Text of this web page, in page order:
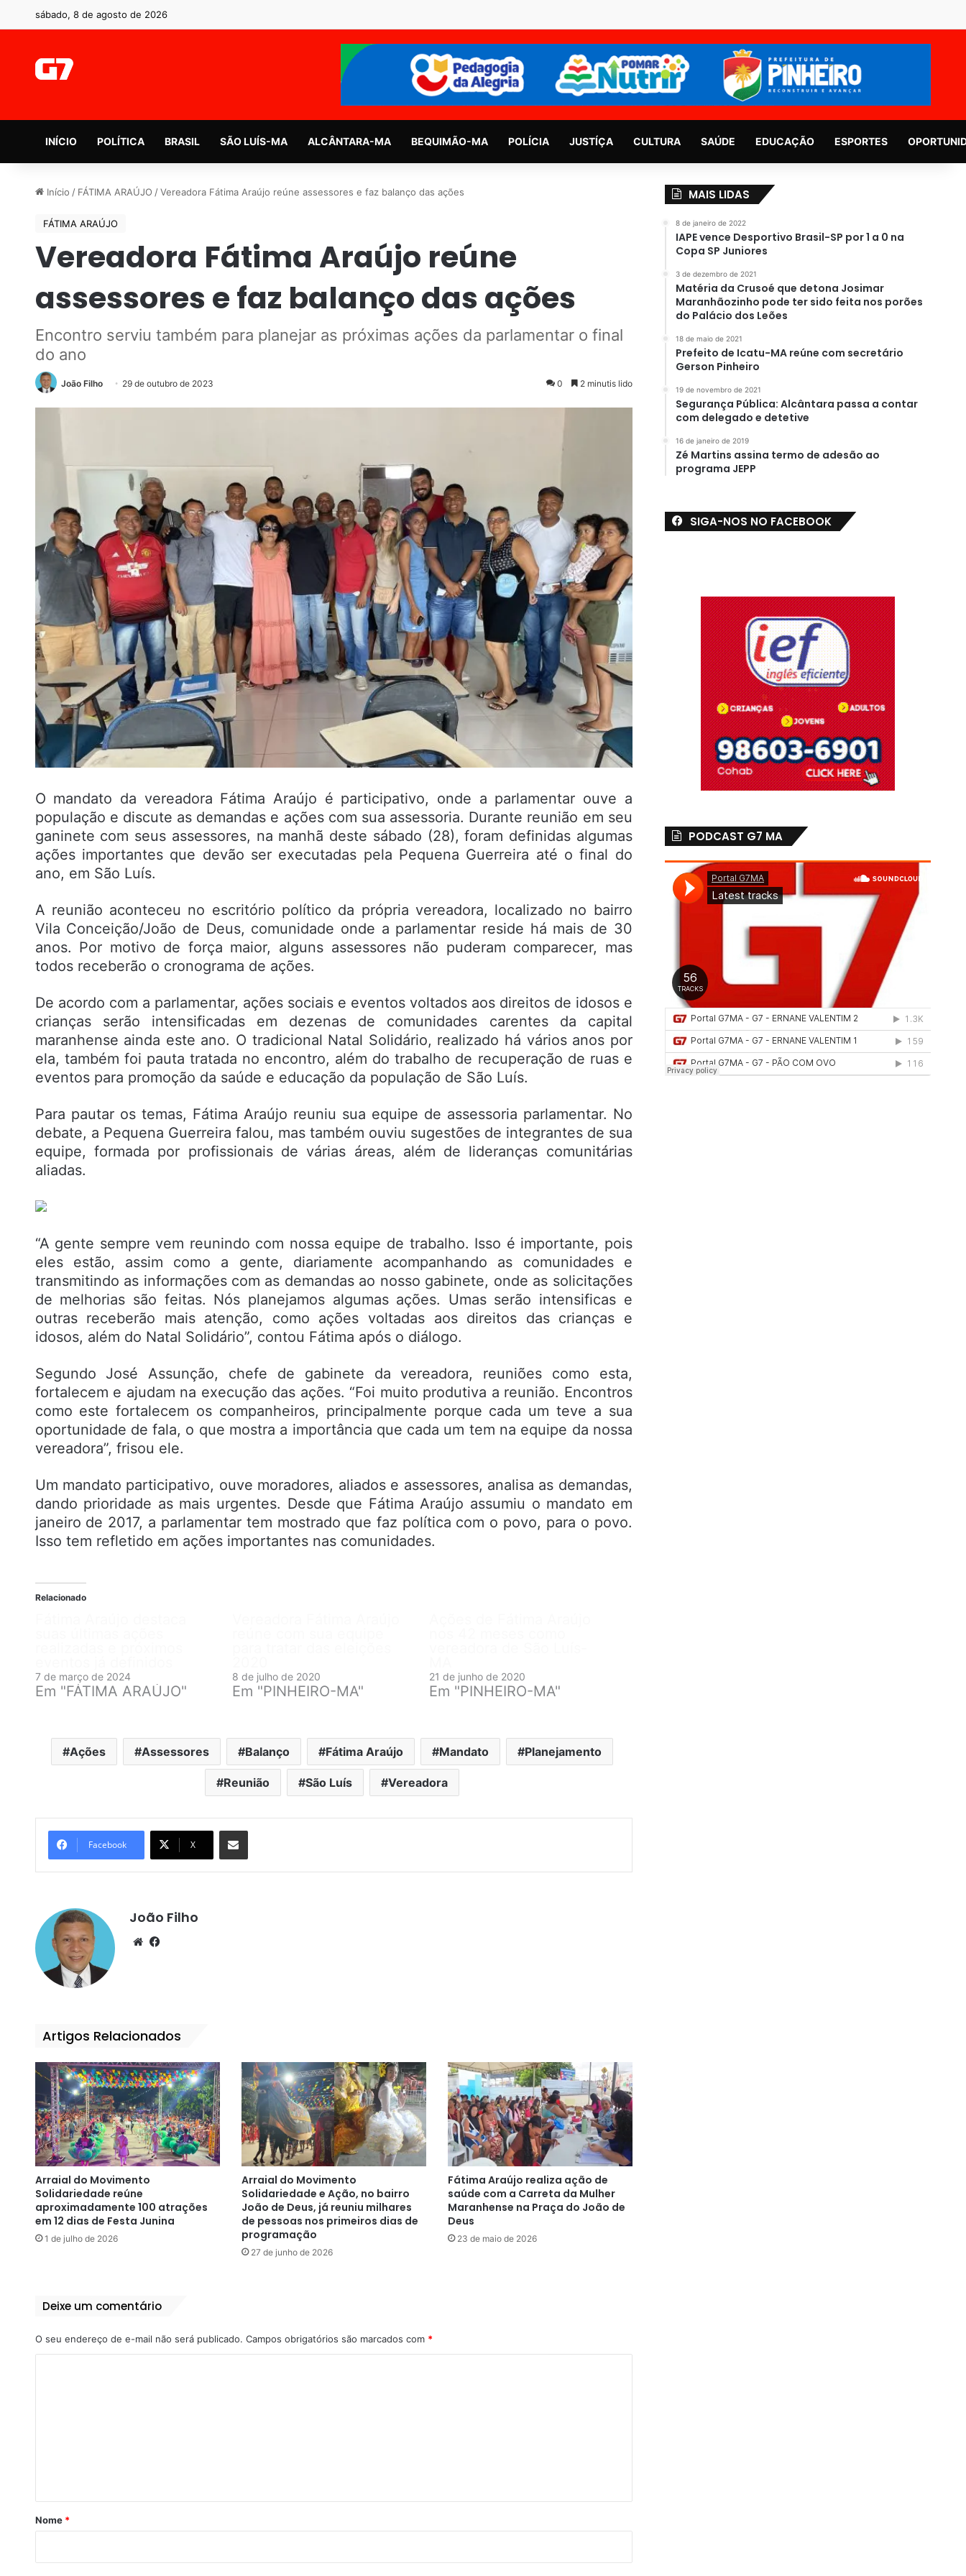
sábado, 8 de agosto de 2026
INÍCIO POLÍTICA BRASIL SÃO LUÍS-MA ALCÂNTARA-MA BEQUIMÃO-MA POLÍCIA JUSTÍÇA CULTURA SAÚDE EDUCAÇÃO ESPORTES
Início / FÁTIMA ARAÚJO / Vereadora Fátima Araújo reúne assessores e faz balanço das ações
FÁTIMA ARAÚJO
Vereadora Fátima Araújo reúne
assessores e faz balanço das ações
Encontro serviu também para planejar as próximas ações da parlamentar o final
do ano
João Filho 29 de outubro de 2023 0 2 minutis lido
O mandato da vereadora Fátima Araújo é participativo, onde a parlamentar ouve a
população e discute as demandas e ações com sua assessoria. Durante reunião em seu
ganinete com seus assessores, na manhã deste sábado (28), foram definidas algumas
ações importantes que devão ser executadas pela Pequena Guerreira até o final do
ano, em São Luís.
A reunião aconteceu no escritório político da própria vereadora, localizado no bairro
Vila Conceição/João de Deus, comunidade onde a parlamentar reside há mais de 30
anos. Por motivo de força maior, alguns assessores não puderam comparecer, mas
todos receberão o cronograma de ações.
De acordo com a parlamentar, ações sociais e eventos voltados aos direitos de idosos e
crianças serão intensificadas em dezenas de comunidades carentes da capital
maranhense ainda este ano. O tradicional Natal Solidário, realizado há vários anos por
ela, também foi pauta tratada no encontro, além do trabalho de recuperação de ruas e
eventos para promoção da saúde e educação da população de São Luís.
Para pautar os temas, Fátima Araújo reuniu sua equipe de assessoria parlamentar. No
debate, a Pequena Guerreira falou, mas também ouviu sugestões de integrantes de sua
equipe, formada por profissionais de várias áreas, além de lideranças comunitárias
aliadas.
“A gente sempre vem reunindo com nossa equipe de trabalho. Isso é importante, pois
eles estão, assim como a gente, diariamente acompanhando as comunidades e
transmitindo as informações com as demandas ao nosso gabinete, onde as solicitações
de melhorias são feitas. Nós planejamos algumas ações. Umas serão intensificas e
outras receberão mais atenção, como ações voltadas aos direitos das crianças e
idosos, além do Natal Solidário”, contou Fátima após o diálogo.
Segundo José Assunção, chefe de gabinete da vereadora, reuniões como esta,
fortalecem e ajudam na execução das ações. “Foi muito produtiva a reunião. Encontros
como este fortalecem os companheiros, principalmente porque cada um teve a sua
oportunidade de fala, o que mostra a importância que cada um tem na equipe da nossa
vereadora”, frisou ele.
Um mandato participativo, ouve moradores, aliados e assessores, analisa as demandas,
dando prioridade as mais urgentes. Desde que Fátima Araújo assumiu o mandato em
janeiro de 2017, a parlamentar tem mostrado que faz política com o povo, para o povo.
Isso tem refletido em ações importantes nas comunidades.
Relacionado
7 de março de 2024
Em "FÁTIMA ARAÚJO"
8 de julho de 2020
Em "PINHEIRO-MA"
21 de junho de 2020
Em "PINHEIRO-MA"
Ações Assessores Balanço Fátima Araújo Mandato Planejamento
Reunião São Luís Vereadora
Facebook X
Compartilhar por e-mail
João Filho
We
Artigos Relacionados
Arraial do Movimento
Solidariedade reúne
aproximadamente 100 atrações
em 12 dias de Festa Junina
1 de julho de 2026
Arraial do Movimento
Solidariedade e Ação, no bairro
João de Deus, já reuniu milhares
de pessoas nos primeiros dias de
programação
27 de junho de 2026
Fátima Araújo realiza ação de
saúde com a Carreta da Mulher
Maranhense na Praça do João de
Deus
23 de maio de 2026
Deixe um comentário
O seu endereço de e-mail não será publicado. Campos obrigatórios são marcados com *
rNome *
MAIS LIDAS
8 de janeiro de 2022
IAPE vence Desportivo Brasil-SP por 1 a 0 na
Copa SP Juniores
3 de dezembro de 2021
Matéria da Crusoé que detona Josimar
Maranhãozinho pode ter sido feita nos porões
do Palácio dos Leões
18 de maio de 2021
Prefeito de Icatu-MA reúne com secretário
Gerson Pinheiro
19 de novembro de 2021
Segurança Pública: Alcântara passa a contar
com delegado e detetive
16 de janeiro de 2019
Zé Martins assina termo de adesão ao
programa JEPP
SIGA-NOS NO FACEBOOK
PODCAST G7 MA